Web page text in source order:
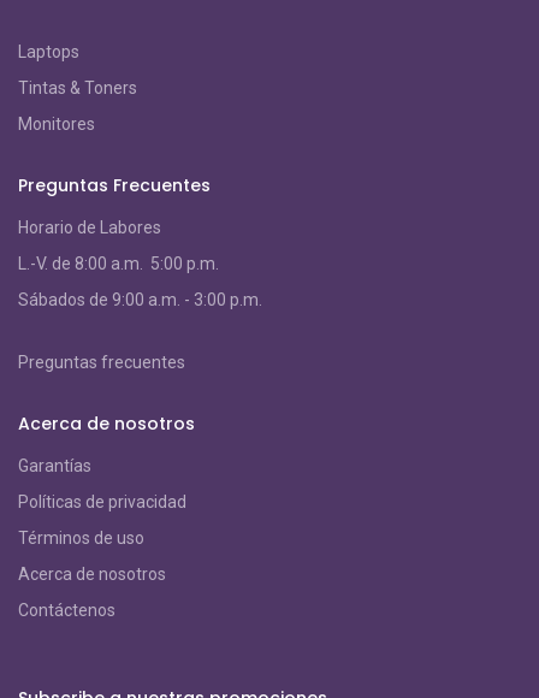
Laptops
Tintas & Toners
Monitores
Preguntas Frecuentes
Horario de Labores
L.-V. de 8:00 a.m. 5:00 p.m.
Sábados de 9:00 a.m. - 3:00 p.m.
Preguntas frecuentes
Acerca de nosotros
Garantías
Políticas de privacidad
Términos de uso
Acerca de nosotros
Contáctenos